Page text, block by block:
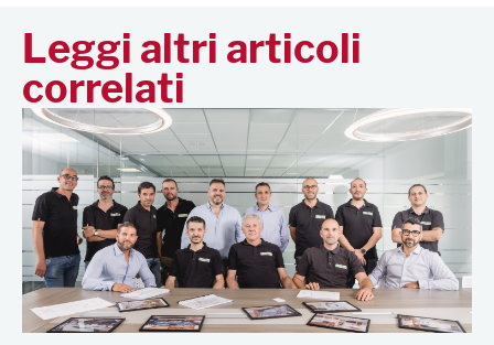
Leggi altri articoli
correlati